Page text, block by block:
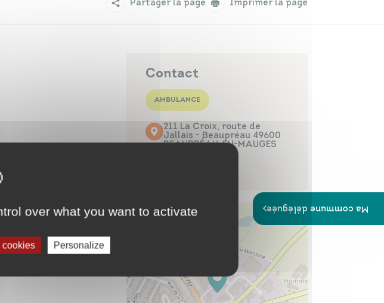
Partager la page Imprimer la page
Contact
AMBULANCE
211 La Croix, route de
Jallais - Beaupréau 49600
BEAUPRÉAU-EN-MAUGES
Ma commune déléguée
Infos travaux
over what you want to activate
cookies Personalize